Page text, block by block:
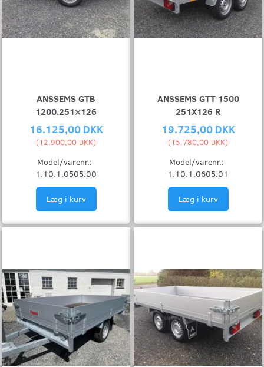
ANSSEMS GTB
1200.251×126
16.125,00 DKK
(12.900,00 DKK)
Model/varenr.:
1.10.1.0505.00
Læg i kurv
ANSSEMS GTT 1500
251X126 R
19.725,00 DKK
(15.780,00 DKK)
Model/varenr.:
1.10.1.0605.01
Læg i kurv